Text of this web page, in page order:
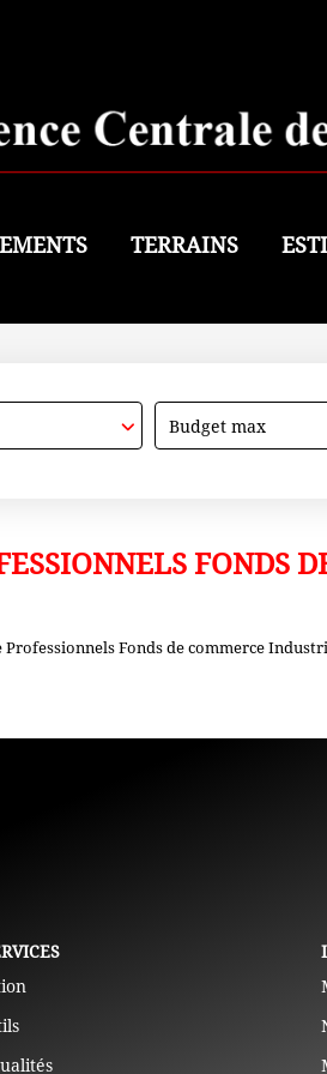
TERRAINS
Budget max
FONDS
Fonds de commerce